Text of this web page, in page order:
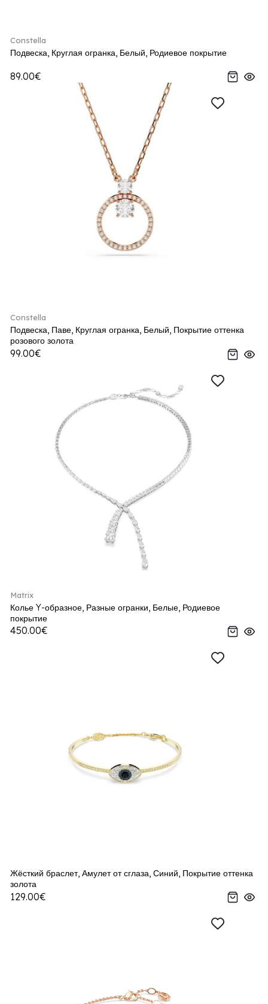
Constella
Подвеска, Круглая огранка, Белый, Родиевое покрытие
89.00€
Constella
Подвеска, Паве, Круглая огранка, Белый, Покрытие оттенка
розового золота
99.00€
Matrix
Колье Y-образное, Разные огранки, Белые, Родиевое
покрытие
450.00€
Жёсткий браслет, Амулет от сглаза, Синий, Покрытие оттенка
золота
129.00€